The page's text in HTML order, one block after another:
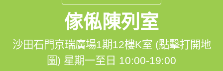
傢俬陳列室
沙田石門京瑞廣場1期12樓K室 (點擊打開地
圖) 星期一至日 10:00-19:00